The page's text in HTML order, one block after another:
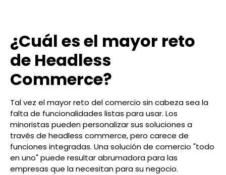
¿Cuál es el mayor reto
de Headless
Commerce?
Tal vez el mayor reto del comercio sin cabeza sea la
falta de funcionalidades listas para usar. Los
minoristas pueden personalizar sus soluciones a
través de headless commerce, pero carece de
funciones integradas. Una solución de comercio "todo
en uno" puede resultar abrumadora para las
empresas que la necesitan para su negocio.